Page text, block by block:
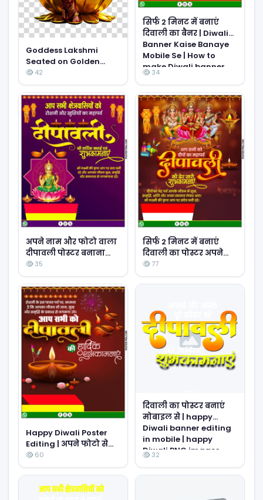
Goddess Lakshmi
Seated on Golden
Lotus with Divine Owl
PNG
42
सिर्फ 2 मिनट में बनाएं
दिवाली का बैनर | Diwali
Banner Kaise Banaye
Mobile Se | How to
make Diwali banner
34
अपने नाम और फोटो वाला
दीपावली पोस्टर बनाना
सीखें | Mobile Se Diwali
Poster Kaise Banaye
35
सिर्फ 2 मिनट में बनाएं
दिवाली का पोस्टर अपने
मोबाइल से | Professional
Diwali Poster Kaise
Banaye 2025
77
Happy Diwali Poster
Editing | अपने फोटो से
दिवाली का पोस्टर बनाएं |
Step by Step Tutorial
60
दिवाली का पोस्टर बनाएं
मोबाइल से | happy
Diwali banner editing
in mobile | happy
Diwali PNG images
download
32